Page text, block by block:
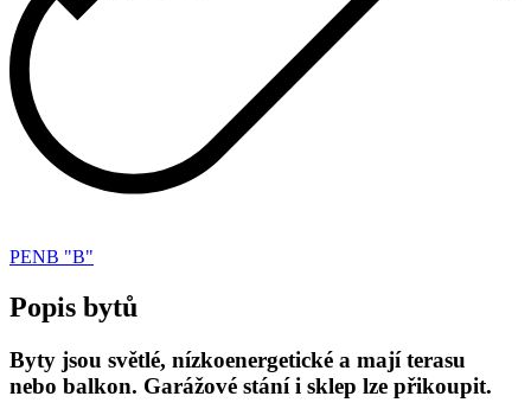
PENB "B"
Popis bytů
Byty jsou světlé, nízkoenergetické a mají terasu
nebo balkon. Garážové stání i sklep lze přikoupit.